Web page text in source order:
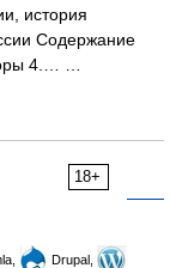
история
Содержание
4.… …
18+
Drupal,